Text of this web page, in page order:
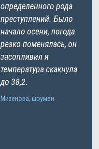
определенного рода
преступлений. Было
начало осени, погода
резко поменялась, он
засопливил и
температура скакнула
до 38,2.
Мизенова, шоумен